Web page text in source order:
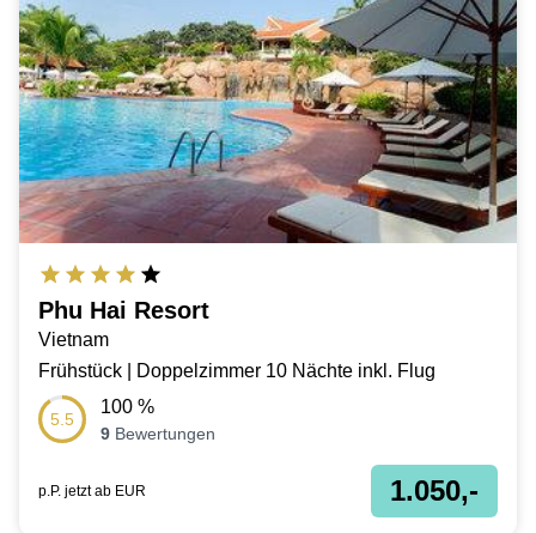
Phu Hai Resort
Vietnam
Frühstück | Doppelzimmer 10 Nächte inkl. Flug
5.5
100 %
9 Bewertungen
p.P. jetzt ab EUR 1.050,-